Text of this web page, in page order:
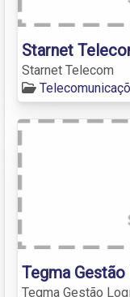
Starnet
Starnet Telecom
Tegma
Tegma Gestão